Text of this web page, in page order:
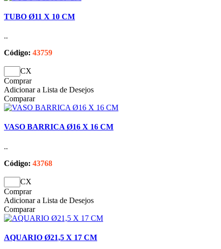
TUBO Ø11 X 10 CM
..
Código: 43759
CX
Comprar
Adicionar a Lista de Desejos
Comparar
VASO BARRICA Ø16 X 16 CM
..
Código: 43768
CX
Comprar
Adicionar a Lista de Desejos
Comparar
AQUARIO Ø21,5 X 17 CM